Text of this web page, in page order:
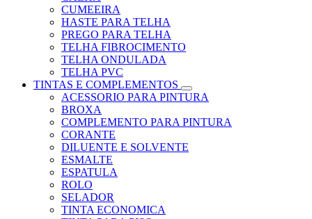
CUMEEIRA
HASTE PARA TELHA
PREGO PARA TELHA
TELHA FIBROCIMENTO
TELHA ONDULADA
TELHA PVC
TINTAS E COMPLEMENTOS
ACESSORIO PARA PINTURA
BROXA
COMPLEMENTO PARA PINTURA
CORANTE
DILUENTE E SOLVENTE
ESMALTE
ESPATULA
ROLO
SELADOR
TINTA ECONOMICA